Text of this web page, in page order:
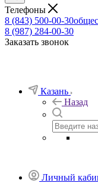
Телефоны
8 (843) 500-00-30
8 (987) 284-00-30
Заказать звонок
Казань
Назад
Личный